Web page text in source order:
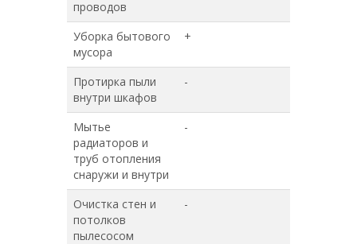
проводов
Уборка бытового
мусора
+
Протирка пыли
внутри шкафов
-
Мытье
радиаторов и
труб отопления
снаружи и внутри
-
Очистка стен и
потолков
пылесосом
-